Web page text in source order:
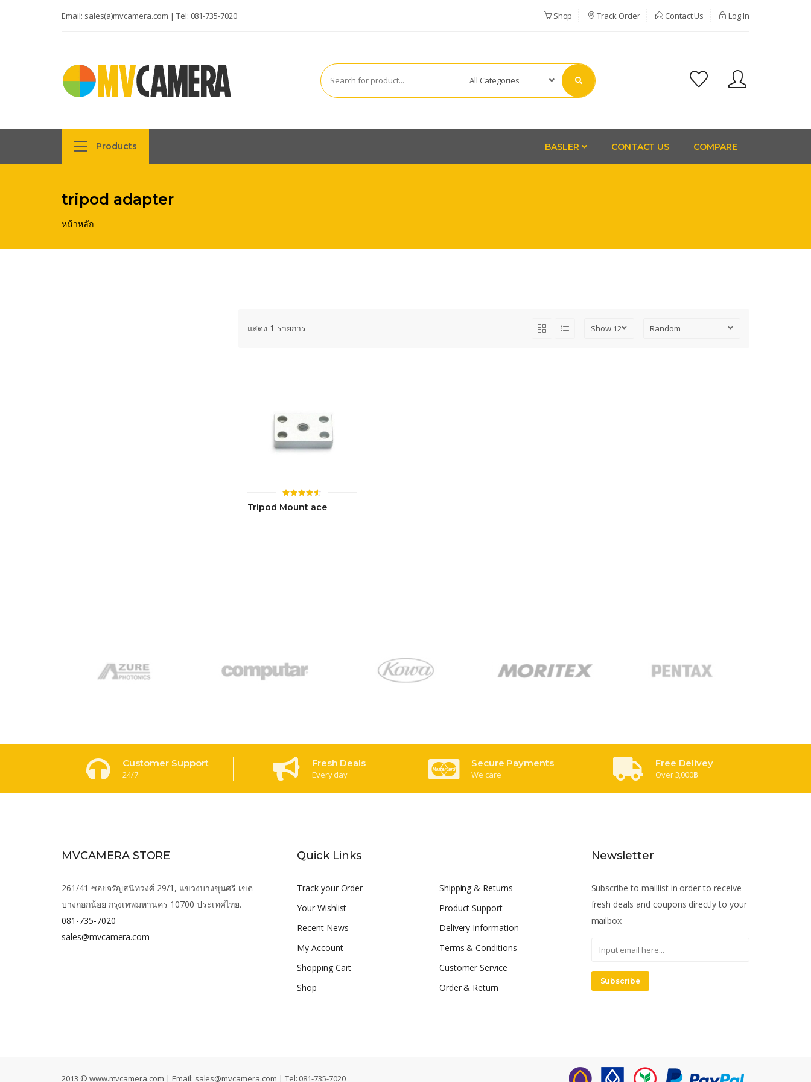
Email: sales(a)mvcamera.com | Tel: 081-735-7020 Shop Track Order Contact Us Log In
Products BASLER CONTACT US COMPARE
tripod adapter
หน้าหลัก
แสดง 1 รายการ
ให้คะแนน
4.56
Tripod Mount ace
Customer Support
24/7
Fresh Deals
Every day
Secure Payments
We care
Free Delivey
Over 3,000฿
MVCAMERA STORE
261/41 ซอยจรัญสนิทวงศ์ 29/1, แขวงบางขุนศรี เขต
บางกอกน้อย กรุงเทพมหานคร 10700 ประเทศไทย.
081-735-7020
sales@mvcamera.com
Quick Links
Track your Order
Your Wishlist
Recent News
My Account
Shopping Cart
Shop
Shipping & Returns
Product Support
Delivery Information
Terms & Conditions
Customer Service
Order & Return
Newsletter
Subscribe to maillist in order to receive
fresh deals and coupons directly to your
mailbox
Subscribe
2013 © www.mvcamera.com | Email: sales@mvcamera.com | Tel: 081-735-7020